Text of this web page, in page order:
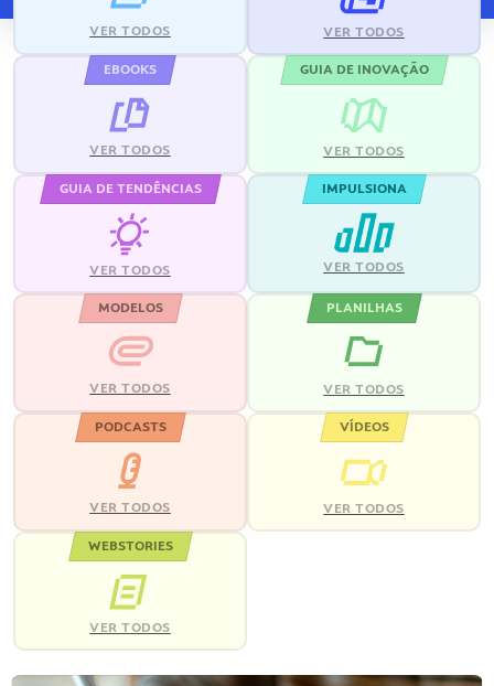
VER TODOS VER TODOS
EBOOKS
VER TODOS
GUIA DE INOVAÇÃO
VER TODOS
GUIA DE TENDÊNCIAS
VER TODOS
IMPULSIONA
VER TODOS
MODELOS
VER TODOS
PLANILHAS
VER TODOS
PODCASTS
VER TODOS
VÍDEOS
VER TODOS
WEBSTORIES
VER TODOS